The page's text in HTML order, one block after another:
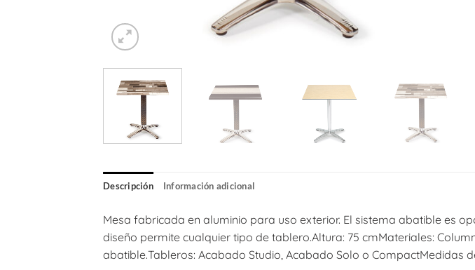
Descripción Información adicional
Mesa fabricada en aluminio para uso exterior. El sistema abatible es
diseño permite cualquier tipo de tablero.Altura: 75 cmMateriales:
abatible.Tableros: Acabado Studio, Acabado Solo o CompactMedidas